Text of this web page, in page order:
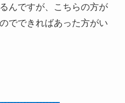
んですが、こちらの方が
でできればあった方がい